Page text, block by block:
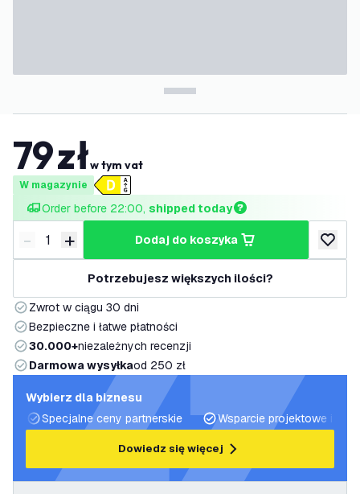
79złw tym vat
W magazynie
Order before 22:00, shipped today
Zmniejsz ilość
- Zwiększ ilość
+ dodaj do koszyka
dodaj
Potrzebujesz większych ilości?
Zwrot w ciągu 30 dni
Bezpieczne i łatwe płatności
30.000+niezależnych recenzji
Darmowa wysyłkaod 250 zł
Wybierz dla biznesu
Specjalne ceny partnerskie
Wsparcie projektowe i
Dowiedz się więcej